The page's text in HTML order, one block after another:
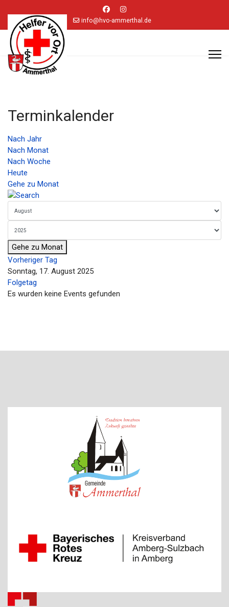
info@hvo-ammerthal.de
Terminkalender
Nach Jahr
Nach Monat
Nach Woche
Heute
Gehe zu Monat
Gehe zu Monat
Vorheriger Tag
Sonntag, 17. August 2025
Folgetag
Es wurden keine Events gefunden